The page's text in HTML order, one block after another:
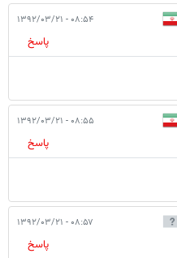
۰۸:۵۴ - ۱۳۹۲/۰۳/۲۱
پاسخ
۰۸:۵۵ - ۱۳۹۲/۰۳/۲۱
پاسخ
۰۸:۵۷ - ۱۳۹۲/۰۳/۲۱
پاسخ